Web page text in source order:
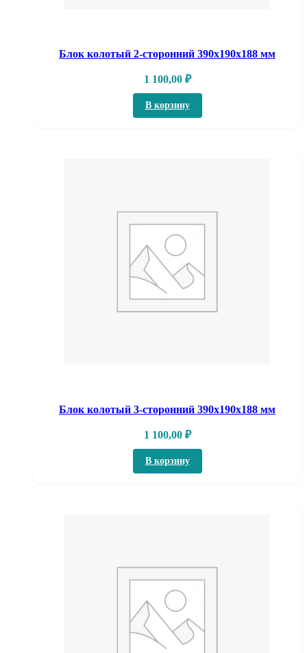
Блок колотый 2-сторонний 390х190х188 мм
1 100,00 ₽
В корзину
Блок колотый 3-сторонний 390х190х188 мм
1 100,00 ₽
В корзину